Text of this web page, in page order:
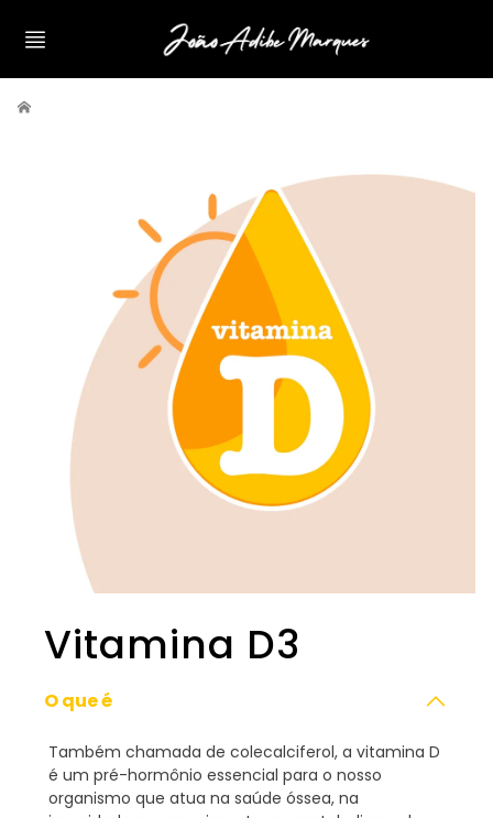
Vitamina D3
O que é
Também chamada de colecalciferol, a vitamina D
é um pré-hormônio essencial para o nosso
organismo que atua na saúde óssea, na